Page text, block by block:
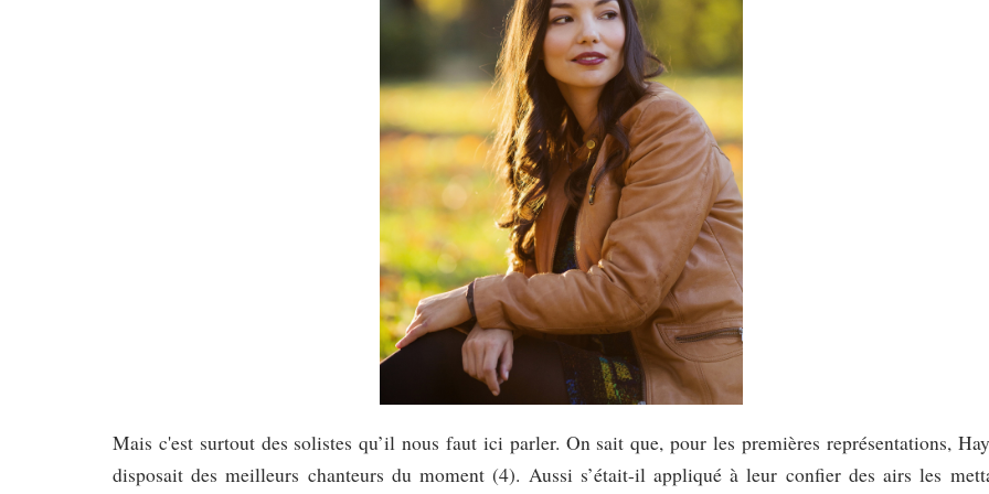
Mais c'est surtout des solistes qu’il nous faut ici parler. On sait que, pour les premières représentations,
disposait des meilleurs chanteurs du moment (4). Aussi s’était-il appliqué à leur confier des airs les